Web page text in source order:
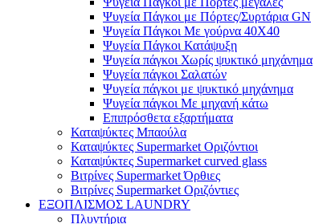
Ψυγεία Πάγκοι με Πόρτες/Συρτάρια GN
Ψυγεία Πάγκοι Με γούρνα 40Χ40
Ψυγεία Πάγκοι Κατάψυξη
Ψυγεία πάγκοι Χωρίς ψυκτικό μηχάνημα
Ψυγεία πάγκοι Σαλατών
Ψυγεία πάγκοι με ψυκτικό μηχάνημα
Ψυγεία πάγκοι Με μηχανή κάτω
Επιπρόσθετα εξαρτήματα
Καταψύκτες Μπαούλα
Καταψύκτες Supermarket Οριζόντιοι
Καταψύκτες Supermarket curved glass
Βιτρίνες Supermarket Όρθιες
Βιτρίνες Supermarket Οριζόντιες
ΕΞΟΠΛΙΣΜΟΣ LAUNDRY
Πλυντήρια